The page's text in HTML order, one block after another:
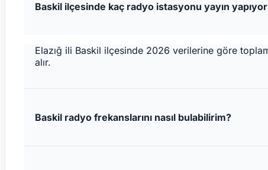
Baskil ilçesinde kaç radyo istasyonu yayın
Elazığ ili Baskil ilçesinde 2026 verilerine göre
alır.
Baskil radyo frekanslarını nasıl bulabilirim?